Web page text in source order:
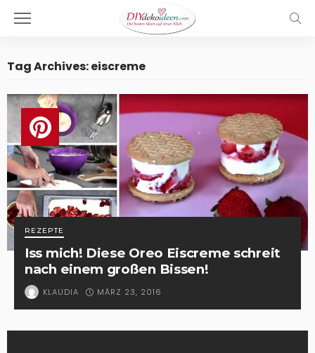
Tag Archives: eiscreme
REZEPTE
Iss mich! Diese Oreo Eiscreme schreit
nach einem großen Bissen!
KLAUDIA MÄRZ 23, 2016